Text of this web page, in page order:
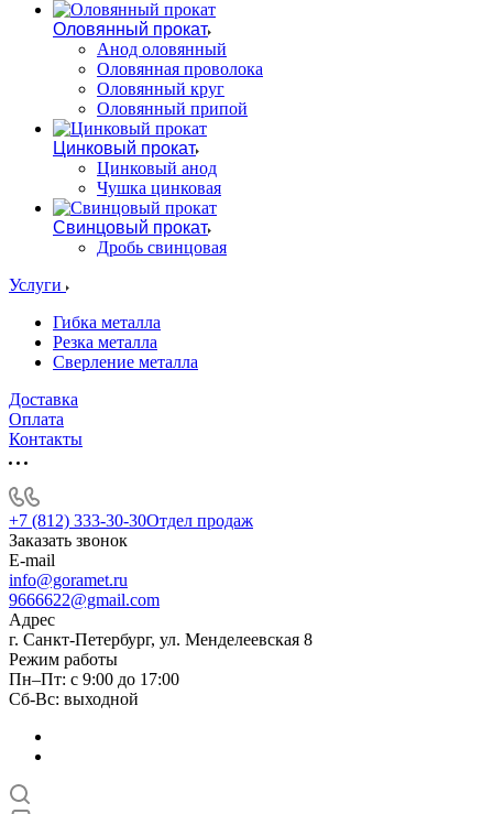
Оловянный прокат
Анод оловянный
Оловянная проволока
Оловянный круг
Оловянный припой
Цинковый прокат
Цинковый анод
Чушка цинковая
Свинцовый прокат
Дробь свинцовая
Услуги
Гибка металла
Резка металла
Сверление металла
Доставка
Оплата
Контакты
+7 (812) 333-30-30Отдел продаж
Заказать звонок
E-mail
info@goramet.ru
9666622@gmail.com
Адрес
г. Санкт-Петербург, ул. Менделеевская 8
Режим работы
Пн–Пт: с 9:00 до 17:00
Сб-Вс: выходной